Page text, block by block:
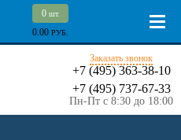
0 шт.
0.00 РУБ.
Заказать звонок
+7 (495) 363-38-10
+7 (495) 737-67-33
Пн-Пт с 8:30 до 18:00